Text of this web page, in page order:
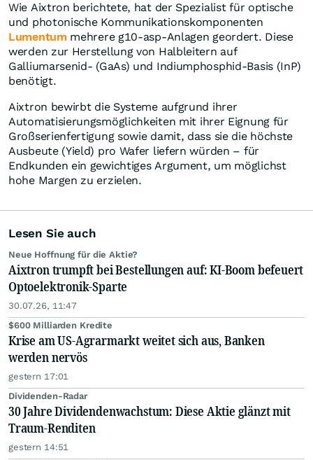
Wie Aixtron berichtete, hat der Spezialist für optische
und photonische Kommunikationskomponenten
Lumentum mehrere g10-asp-Anlagen geordert. Diese
werden zur Herstellung von Halbleitern auf
Galliumarsenid- (GaAs) und Indiumphosphid-Basis (InP)
benötigt.
Aixtron bewirbt die Systeme aufgrund ihrer
Automatisierungsmöglichkeiten mit ihrer Eignung für
Großserienfertigung sowie damit, dass sie die höchste
Ausbeute (Yield) pro Wafer liefern würden – für
Endkunden ein gewichtiges Argument, um möglichst
hohe Margen zu erzielen.
Lesen Sie auch
Neue Hoffnung für die Aktie?
Aixtron trumpft bei Bestellungen auf: KI-Boom befeuert
Optoelektronik-Sparte
30.07.26, 11:47
$600 Milliarden Kredite
Krise am US-Agrarmarkt weitet sich aus, Banken
werden nervös
gestern 17:01
Dividenden-Radar
30 Jahre Dividendenwachstum: Diese Aktie glänzt mit
Traum-Renditen
gestern 14:51